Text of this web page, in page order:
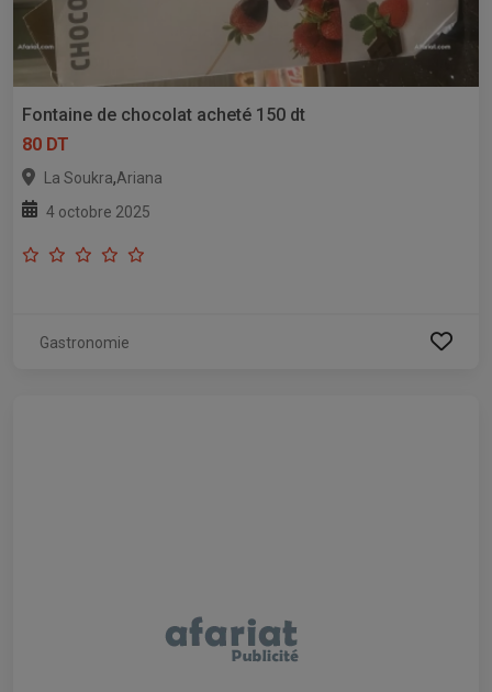
Fontaine de chocolat acheté 150 dt
80 DT
La Soukra,Ariana
4 octobre 2025
Gastronomie